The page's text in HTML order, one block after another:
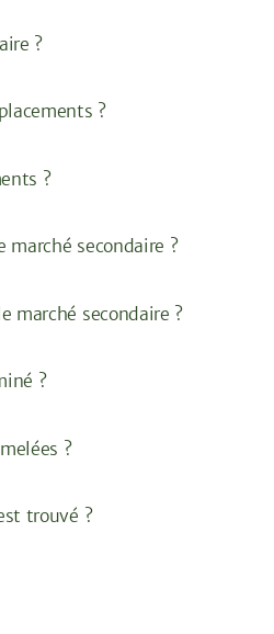
?
?
?
secondaire ?
marché secondaire ?
?
?
trouvé ?